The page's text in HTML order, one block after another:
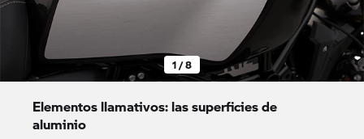
1 / 8
Elementos llamativos: las superficies de
aluminio